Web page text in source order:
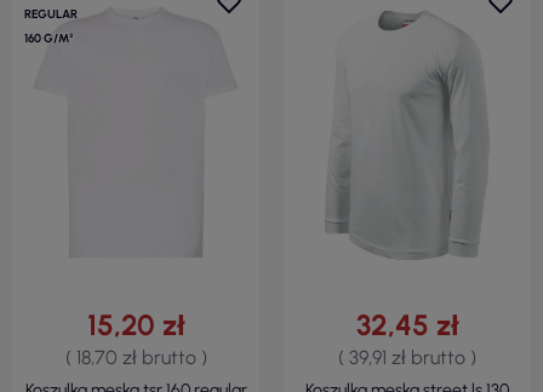
REGULAR
160 G/M²
15,20 zł
( 18,70 zł brutto )
32,45 zł
( 39,91 zł brutto )